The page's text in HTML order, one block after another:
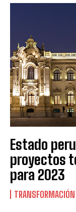
Estado
proyectos
para 2023